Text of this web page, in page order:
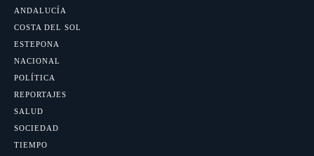
ANDALUCÍA
COSTA DEL SOL
ESTEPONA
NACIONAL
POLÍTICA
REPORTAJES
SALUD
SOCIEDAD
TIEMPO